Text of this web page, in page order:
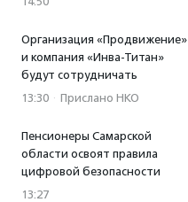
Организация «Продвижение»
и компания «Инва-Титан»
будут сотрудничать
13:30 · Прислано НКО
Пенсионеры Самарской
области освоят правила
цифровой безопасности
13:27